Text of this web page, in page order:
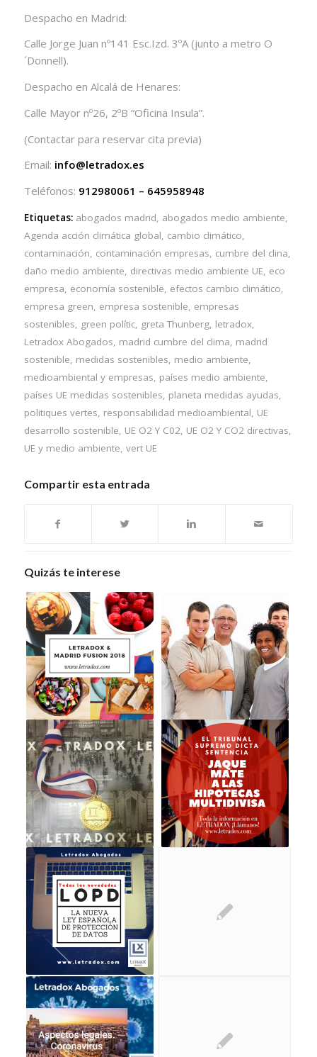
Despacho en Madrid:
Calle Jorge Juan nº141 Esc.Izd. 3ºA (junto a metro O
´Donnell).
Despacho en Alcalá de Henares:
Calle Mayor nº26, 2ºB “Oficina Insula”.
(Contactar para reservar cita previa)
Email: info@letradox.es
Teléfonos: 912980061 – 645958948
Etiquetas: abogados madrid, abogados medio ambiente,
Agenda acción climática global, cambio climático,
contaminación, contaminación empresas, cumbre del clina,
daño medio ambiente, directivas medio ambiente UE, eco
empresa, economía sostenible, efectos cambio climático,
empresa green, empresa sostenible, empresas
sostenibles, green polític, greta Thunberg, letradox,
Letradox Abogados, madrid cumbre del clima, madrid
sostenible, medidas sostenibles, medio ambiente,
medioambiental y empresas, países medio ambiente,
países UE medidas sostenibles, planeta medidas ayudas,
politiques vertes, responsabilidad medioambiental, UE
desarrollo sostenible, UE O2 Y C02, UE O2 Y CO2 directivas,
UE y medio ambiente, vert UE
Compartir esta entrada
Quizás te interese